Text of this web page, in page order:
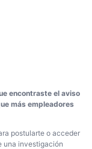
encontraste el aviso
más empleadores
postularte o acceder
una investigación